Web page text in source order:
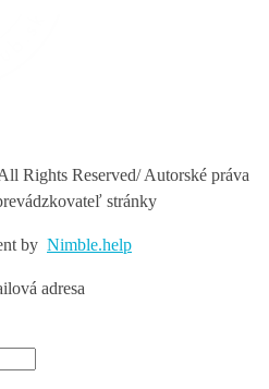
Rights Reserved/ Autorské práva
stránky
by Nimble.help
adresa